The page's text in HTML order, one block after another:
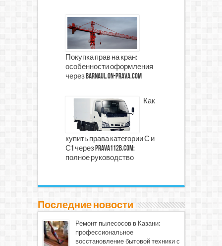
Покупка прав на кран:
особенности оформления
через barnaul.on-prava.com
Как
купить права категории С и
С1 через prava112b.com:
полное руководство
Последние новости
Ремонт пылесосов в Казани:
профессиональное
восстановление бытовой техники с